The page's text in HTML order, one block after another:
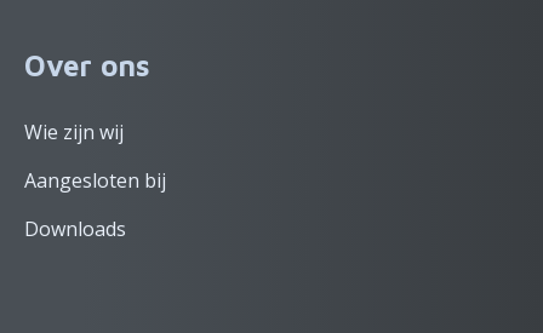
Over ons
Wie zijn wij
Aangesloten bij
Downloads